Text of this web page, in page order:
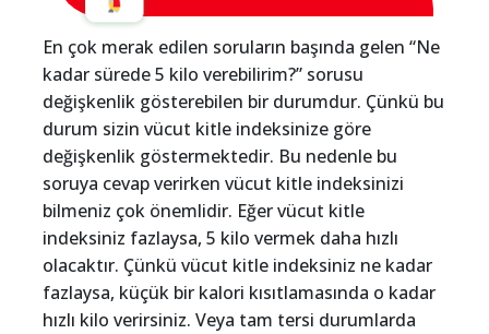
En çok merak edilen soruların başında gelen “Ne
kadar sürede 5 kilo verebilirim?” sorusu
değişkenlik gösterebilen bir durumdur. Çünkü bu
durum sizin vücut kitle indeksinize göre
değişkenlik göstermektedir. Bu nedenle bu
soruya cevap verirken vücut kitle indeksinizi
bilmeniz çok önemlidir. Eğer vücut kitle
indeksiniz fazlaysa, 5 kilo vermek daha hızlı
olacaktır. Çünkü vücut kitle indeksiniz ne kadar
fazlaysa, küçük bir kalori kısıtlamasında o kadar
hızlı kilo verirsiniz. Veya tam tersi durumlarda